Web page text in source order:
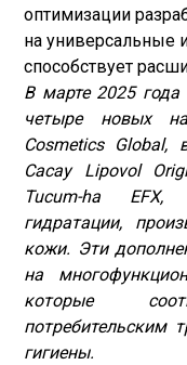
оптимизации
на универсальные
способствует
В марте 2025 года
четыре новых
Cosmetics Global,
Cacay Lipovol
Tucum-ha
гидратации,
кожи. Эти
на
которые
потребительским
гигиены.